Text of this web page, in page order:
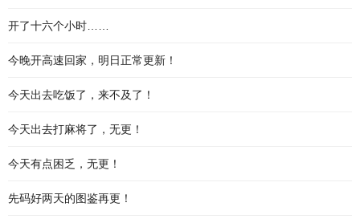
开了十六个小时……
今晚开高速回家，明日正常更新！
今天出去吃饭了，来不及了！
今天出去打麻将了，无更！
今天有点困乏，无更！
先码好两天的图鉴再更！